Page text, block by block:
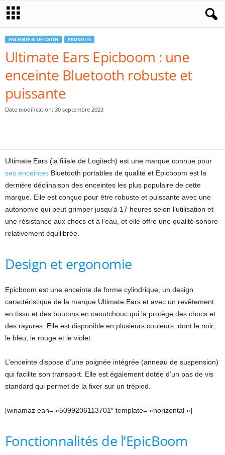
ENCEINTE BLUETOOTH PRODUITS
Ultimate Ears Epicboom : une
enceinte Bluetooth robuste et
puissante
Date modification: 30 septembre 2023
Ultimate Ears (la filiale de Logitech) est une marque connue pour
ses enceintes Bluetooth portables de qualité et Epicboom est la
dernière déclinaison des enceintes les plus populaire de cette
marque. Elle est conçue pour être robuste et puissante avec une
autonomie qui peut grimper jusqu’à 17 heures selon l’utilisation et
une résistance aux chocs et à l’eau, et elle offre une qualité sonore
relativement équilibrée.
Design et ergonomie
Epicboom est une enceinte de forme cylindrique, un design
caractéristique de la marque Ultimate Ears et avec un revêtement
en tissu et des boutons en caoutchouc qui la protège des chocs et
des rayures. Elle est disponible en plusieurs couleurs, dont le noir,
le bleu, le rouge et le violet.
L’enceinte dispose d’une poignée intégrée (anneau de suspension)
qui facilite son transport. Elle est également dotée d’un pas de vis
standard qui permet de la fixer sur un trépied.
[winamaz ean= »5099206113701″ template= »horizontal »]
Fonctionnalités de l’EpicBoom